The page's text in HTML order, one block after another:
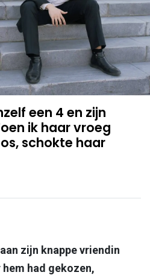
een 4 en zijn
ik haar vroeg
schokte haar
Mail
via link
zijn knappe vriendin
had gekozen,